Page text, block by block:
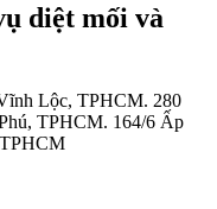
diệt mối và
Lộc, TPHCM. 280
TPHCM. 164/6 Ấp